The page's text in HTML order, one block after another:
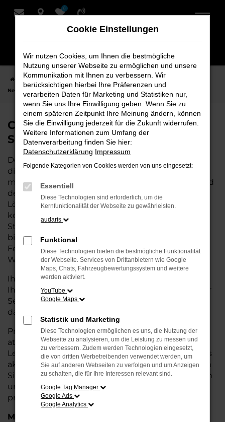
Zum
0
Startseite Stuhr CUPRA CUPRA Terramar
CUPRA Terramar
Neuwagen bei Schmidt + Koch für Stuhr
CUPRA Terramar Neuwagen bei
Schmidt + Koch für Stuhr
Der CUPRA Terramar ist die perfekte Wahl für alle,
die für Stuhr einen Neuwagen suchen. Mit seiner
modernen Technik, seinem effizienten Antrieb und
dem stilvollen Design ist der Terramar die ideale
Lösung für jeden, der ein zuverlässiges und
komfortables Fahrzeug möchte. Egal, ob für den
Stadtverkehr oder längere Fahrten – der Terramar
bietet Ihnen höchsten Fahrkomfort, innovative
Features und eine herausragende
Wirtschaftlichkeit.
Ihr CUPRA Autohaus in der Nähe von Stuhr steht
Ihnen mit einer breiten Auswahl an Neuwagen zur
Seite und bietet Ihnen umfassende
damit Sie das für Sie passende Fahrzeug finden.
Profitieren Sie von zusätzlichen Services wie
attraktiven Finanzierungsmöglichkeiten,
Leasingangeboten und der Inzahlungnahme Ihres
aktuellen Fahrzeugs. Besuchen Sie uns und lassen
Sie sich von unseren Experten beraten – wir freuen
uns, Ihnen den perfekten Neuwagen zu
präsentieren!
Marken
Cookie Einstellungen
Wir nutzen Cookies, um Ihnen die bestmögliche
Nutzung unserer Webseite zu ermöglichen und unsere
Kommunikation mit Ihnen zu verbessern. Wir
berücksichtigen hierbei Ihre Präferenzen und
verarbeiten Daten für Marketing und Statistiken nur,
wenn Sie uns Ihre Einwilligung geben. Wenn Sie zu
einem späteren Zeitpunkt Ihre Meinung ändern, können
Sie die Einwilligung jederzeit für die Zukunft widerrufen.
Weitere Informationen zum Umfang der
Datenverarbeitung finden Sie hier:
Datenschutzerklärung Impressum
Folgende Kategorien von Cookies werden von uns eingesetzt:
Essentiell
Diese Technologien sind erforderlich, um die
Kernfunktionalität der Webseite zu gewährleisten.
audaris
Funktional
Diese Technologien bieten die bestmögliche Funktionalität
der Webseite. Services von Drittanbietern wie Google
Maps, Chats, Fahrzeugbewertungssystem und weitere
werden aktiviert.
YouTube
Google Maps
Statistik und Marketing
Diese Technologien ermöglichen es uns, die Nutzung der
Webseite zu analysieren, um die Leistung zu messen und
zu verbessern. Zudem werden Technologien eingesetzt,
die von dritten Werbetreibenden verwendet werden, um
Sie auf anderen Webseiten zu verfolgen und um Anzeigen
zu schalten, die für Ihre Interessen relevant sind.
Google Tag Manager
Google Ads
Google Analytics